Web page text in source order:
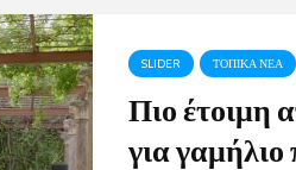
SLIDER ΤΟΠΙΚΑ ΝΕΑ
Πιο έτοιμη
για